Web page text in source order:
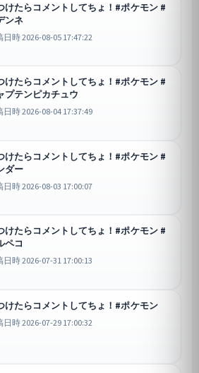
けたらコメントしてちょ！#ポケモン #
ンネ
時 2026-08-05 17:47:22
けたらコメントしてちょ！#ポケモン #
プテンピカチュウ
日時 2026-08-04 17:37:49
けたらコメントしてちょ！#ポケモン #
ダー
日時 2026-08-03 17:00:07
けたらコメントしてちょ！#ポケモン #
ペコ
時 2026-07-31 17:00:13
けたらコメントしてちょ！#ポケモン
日時 2026-07-29 17:00:32